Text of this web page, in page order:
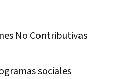
No Contributivas
sociales